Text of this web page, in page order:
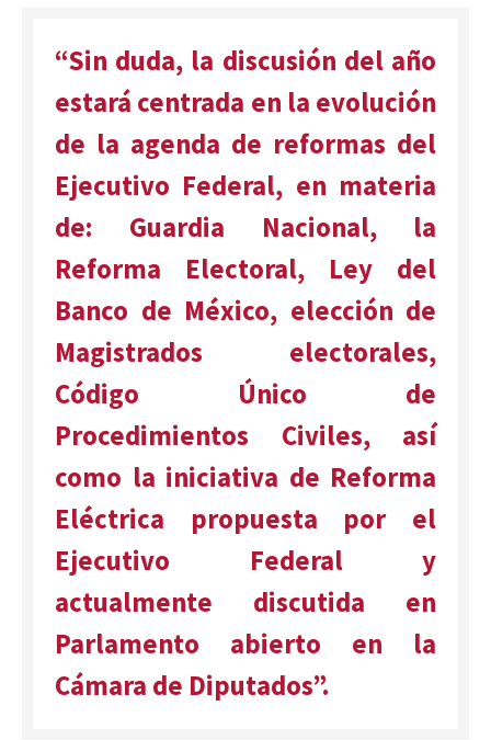
“Sin duda, la discusión del año
estará centrada en la evolución
de la agenda de reformas del
Ejecutivo Federal, en materia
de: Guardia Nacional, la
Reforma Electoral, Ley del
Banco de México, elección de
Magistrados electorales,
Código Único de
Procedimientos Civiles, así
como la iniciativa de Reforma
Eléctrica propuesta por el
Ejecutivo Federal y
actualmente discutida en
Parlamento abierto en la
Cámara de Diputados”.